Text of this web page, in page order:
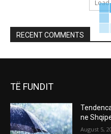
RECENT COMMENTS
TË FUNDIT
ne
August 5,